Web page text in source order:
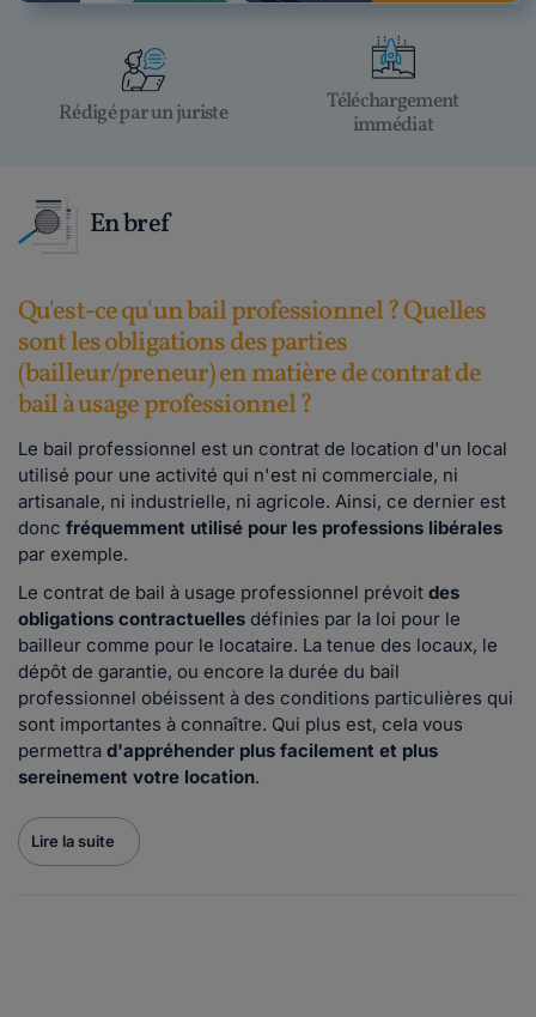
Rédigé par un juriste
Téléchargement
immédiat
En bref
Qu'est-ce qu'un bail professionnel ? Quelles
sont les obligations des parties
(bailleur/preneur) en matière de contrat de
bail à usage professionnel ?
Le bail professionnel est un contrat de location d'un local
utilisé pour une activité qui n'est ni commerciale, ni
artisanale, ni industrielle, ni agricole. Ainsi, ce dernier est
donc fréquemment utilisé pour les professions libérales
par exemple.
Le contrat de bail à usage professionnel prévoit des
obligations contractuelles définies par la loi pour le
bailleur comme pour le locataire. La tenue des locaux, le
dépôt de garantie, ou encore la durée du bail
professionnel obéissent à des conditions particulières qui
sont importantes à connaître. Qui plus est, cela vous
permettra d'appréhender plus facilement et plus
sereinement votre location.
Lire la suite